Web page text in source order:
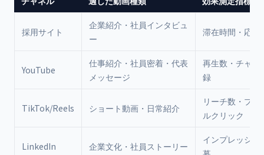
採用サイト
企業紹介・社員インタビュ
ー
滞在時間・応募
YouTube
仕事紹介・社員密着・代表
メッセージ
再生数・チャン
録
TikTok/Reels ショート動画・日常紹介
リーチ数・プロ
ルクリック
LinkedIn 企業文化・社員ストーリー
インプレッショ